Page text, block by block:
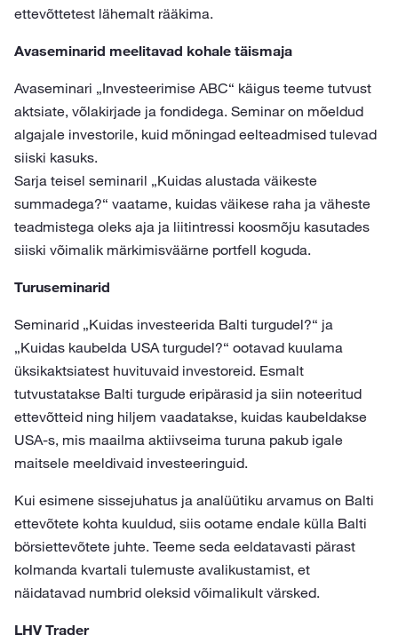
ettevõttetest lähemalt rääkima.
Avaseminarid meelitavad kohale täismaja
Avaseminari „Investeerimise ABC“ käigus teeme tutvust
aktsiate, võlakirjade ja fondidega. Seminar on mõeldud
algajale investorile, kuid mõningad eelteadmised tulevad
siiski kasuks.
Sarja teisel seminaril „Kuidas alustada väikeste
summadega?“ vaatame, kuidas väikese raha ja väheste
teadmistega oleks aja ja liitintressi koosmõju kasutades
siiski võimalik märkimisväärne portfell koguda.
Turuseminarid
Seminarid „Kuidas investeerida Balti turgudel?“ ja
„Kuidas kaubelda USA turgudel?“ ootavad kuulama
üksikaktsiatest huvituvaid investoreid. Esmalt
tutvustatakse Balti turgude eripärasid ja siin noteeritud
ettevõtteid ning hiljem vaadatakse, kuidas kaubeldakse
USA-s, mis maailma aktiivseima turuna pakub igale
maitsele meeldivaid investeeringuid.
Kui esimene sissejuhatus ja analüütiku arvamus on Balti
ettevõtete kohta kuuldud, siis ootame endale külla Balti
börsiettevõtete juhte. Teeme seda eeldatavasti pärast
kolmanda kvartali tulemuste avalikustamist, et
näidatavad numbrid oleksid võimalikult värsked.
LHV Trader